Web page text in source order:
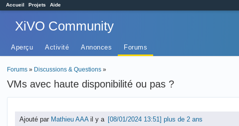
Accueil Projets Aide
XiVO Community
Aperçu Activité Annonces Forums
Forums » Discussions & Questions »
VMs avec haute disponibilité ou pas ?
Ajouté par Mathieu AAAil y a plus de 2 ans